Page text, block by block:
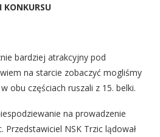
KONKURSU
bardziej atrakcyjny pod
na starcie zobaczyć mogliśmy
obu częściach ruszali z 15. belki.
na prowadzenie
Przedstawiciel NSK Trzic lądował